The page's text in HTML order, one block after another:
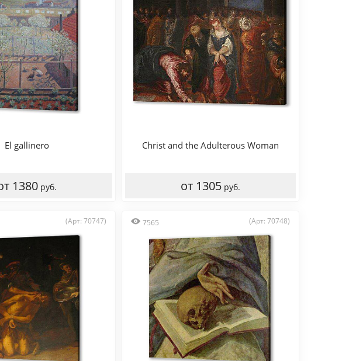
El gallinero
1380 руб.
Christ and the Adulterous Woman
от 1305 руб.
(Арт: 70747) 7565 (Арт: 70748)